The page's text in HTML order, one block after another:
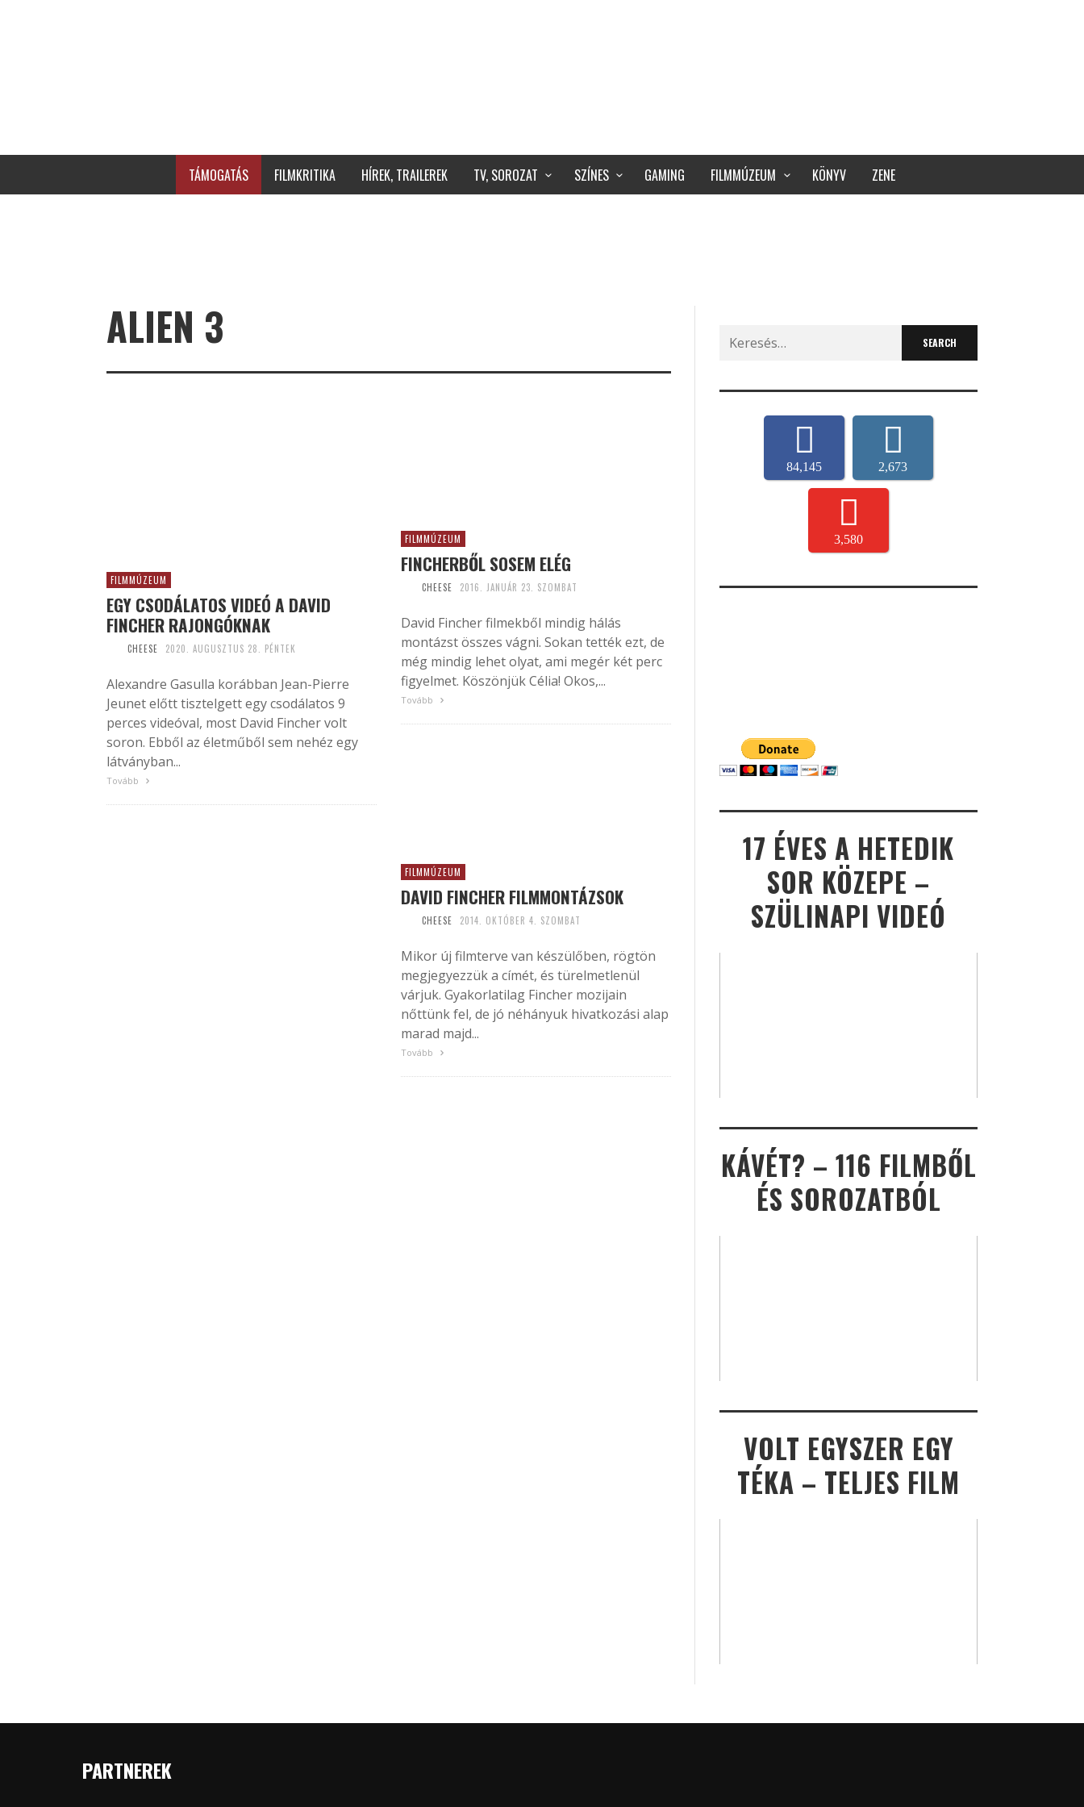
TÁMOGATÁS FILMKRITIKA HÍREK, TRAILEREK TV, SOROZAT SZÍNES GAMING FILMMÚZEUM KÖNYV ZENE
ALIEN 3
FILMMÚZEUM
EGY CSODÁLATOS VIDEÓ A DAVID
FINCHER RAJONGÓKNAK
CHEESE 2020. AUGUSZTUS 28. PÉNTEK
Alexandre Gasulla korábban Jean-Pierre
Jeunet előtt tisztelgett egy csodálatos 9
perces videóval, most David Fincher volt
soron. Ebből az életműből sem nehéz egy
látványban...
Tovább
FILMMÚZEUM
FINCHERBŐL SOSEM ELÉG
CHEESE 2016. JANUÁR 23. SZOMBAT
David Fincher filmekből mindig hálás
montázst összes vágni. Sokan tették ezt, de
még mindig lehet olyat, ami megér két perc
figyelmet. Köszönjük Célia! Okos,...
Tovább
FILMMÚZEUM
DAVID FINCHER FILMMONTÁZSOK
CHEESE 2014. OKTÓBER 4. SZOMBAT
Mikor új filmterve van készülőben, rögtön
megjegyezzük a címét, és türelmetlenül
várjuk. Gyakorlatilag Fincher mozijain
nőttünk fel, de jó néhányuk hivatkozási alap
marad majd...
Tovább
Search
for:
84,145 2,673
3,580
17 ÉVES A HETEDIK
SOR KÖZEPE –
SZÜLINAPI VIDEÓ
KÁVÉT? – 116 FILMBŐL
ÉS SOROZATBÓL
VOLT EGYSZER EGY
TÉKA – TELJES FILM
PARTNEREK